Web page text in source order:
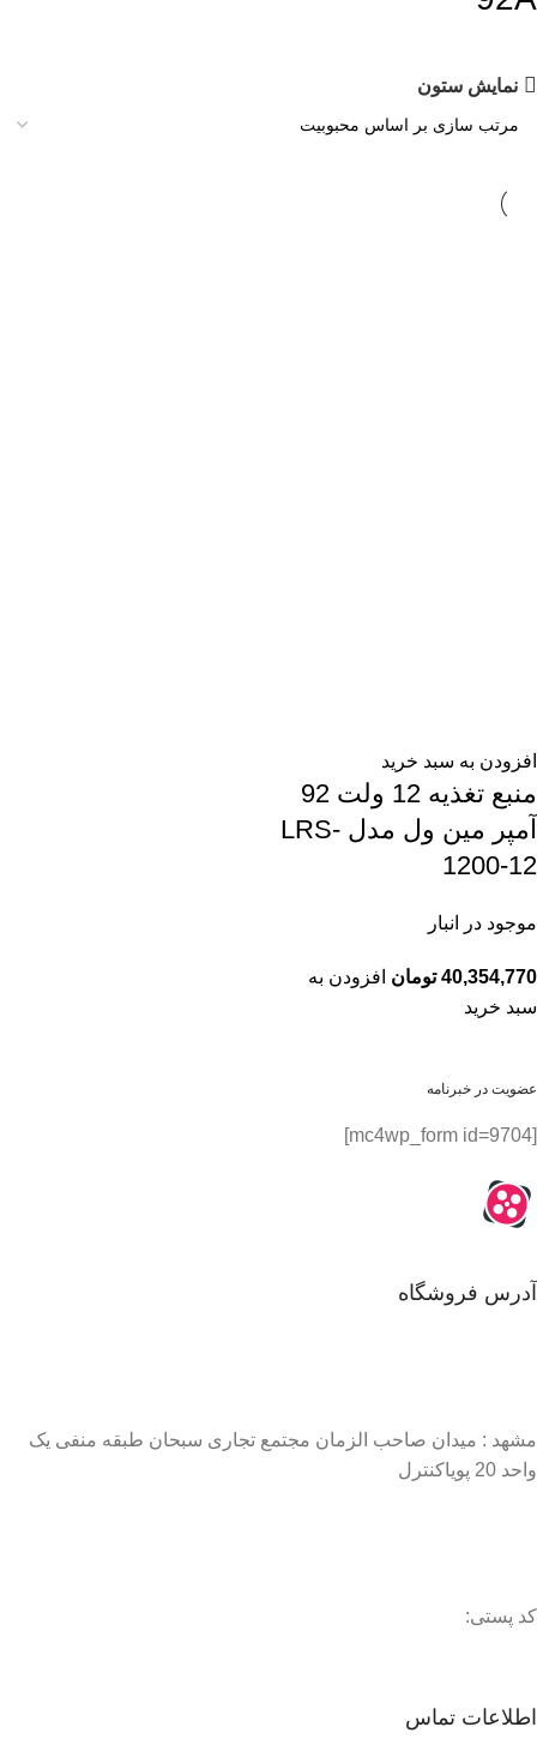
نمایش ستون
افزودن به سبد خرید
منبع تغذیه 12 ولت 92
آمپر مین ول مدل LRS-
1200-12
موجود در انبار
40,354,770 تومان افزودن به
سبد خرید
عضویت در خبرنامه
[mc4wp_form id=9704]
آدرس فروشگاه
مشهد : میدان صاحب الزمان مجتمع تجاری سبحان طبقه منفی یک
واحد 20 پویاکنترل
کد پستی:
اطلاعات تماس